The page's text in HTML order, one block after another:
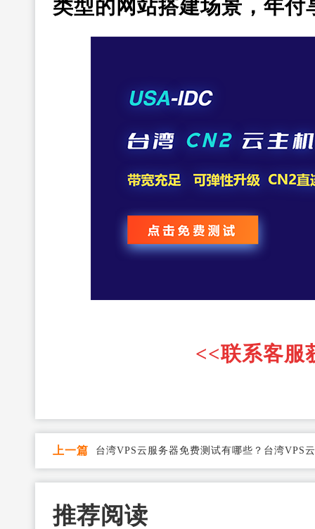
类型的网站搭建场景，年
<<联系客服
上一篇 台湾VPS云服务器免费测试有哪些？台湾VPS云
服务器免费测试推荐
推荐阅读